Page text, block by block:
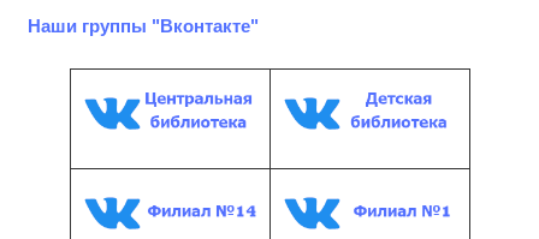
Наши группы "Вконтакте"